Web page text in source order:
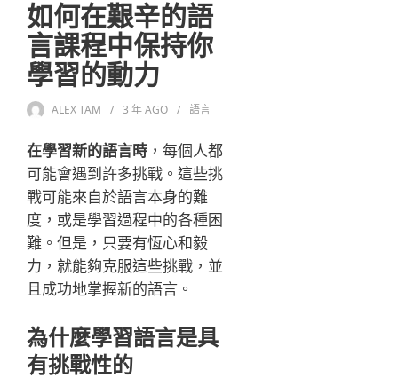
如何在艱辛的語
言課程中保持你
學習的動力
ALEX TAM 3 年AGO 語言
在學習新的語言時 ，每個人都
可能會遇到許多挑戰。這些挑
戰可能來自於語言本身的難
度，或是學習過程中的各種困
難。但是，只要有恆心和毅
力，就能夠克服這些挑戰，並
且成功地掌握新的語言。
為什麼學習語言是具
有挑戰性的